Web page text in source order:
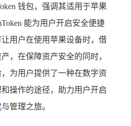
钱包，强调其适用于苹果
能为用户开启安全便捷
用户在使用苹果设备时，借
，在保障资产安全的同时，
为用户提供了一种在数字资
操作的途径，助力用户开启
与管理之旅。